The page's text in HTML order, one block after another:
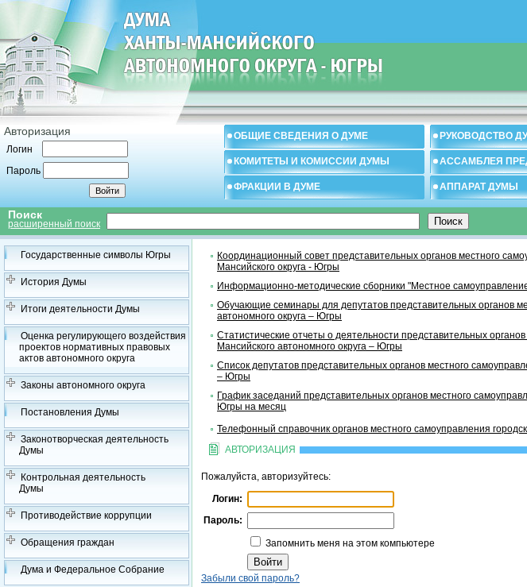
Авторизация
Логин
Пароль
ОБЩИЕ СВЕДЕНИЯ О ДУМЕ РУКОВОДСТВО
КОМИТЕТЫ И КОМИССИИ ДУМЫ АССАМБЛЕЯ
ФРАКЦИИ В ДУМЕ АППАРАТ ДУМЫ
Поиск
расширенный поиск
Государственные символы Югры
История Думы
Итоги деятельности Думы
Оценка регулирующего воздействия
проектов нормативных правовых
актов автономного округа
Законы автономного округа
Постановления Думы
Законотворческая деятельность
Думы
Контрольная деятельность
Думы
Противодействие коррупции
Обращения граждан
Дума и Федеральное Собрание
Координационный совет представительных органов местного
Мансийского округа - Югры
Информационно-методические сборники "Местное
Обучающие семинары для депутатов представительных органов
автономного округа – Югры
Статистические отчеты о деятельности представительных
Мансийского автономного округа – Югры
Список депутатов представительных органов местного
– Югры
График заседаний представительных органов местного
Югры на месяц
Телефонный справочник органов местного самоуправления
АВТОРИЗАЦИЯ
Пожалуйста, авторизуйтесь:
Логин:
Пароль:
Запомнить меня на этом компьютере
Забыли свой пароль?